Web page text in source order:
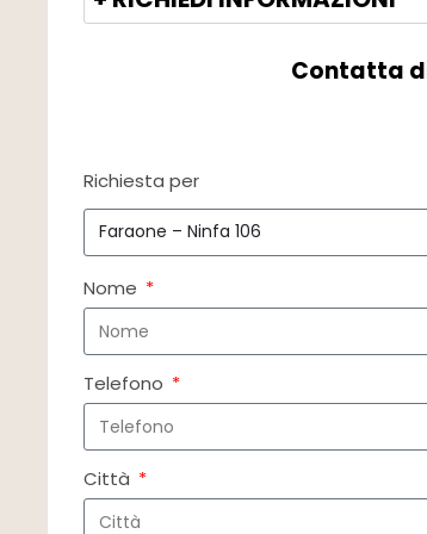
Contatta
Richiesta per
Nome
Telefono
Città